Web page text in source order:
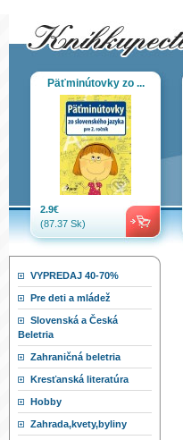
Päťminútovky zo ...
2.9€
(87.37 Sk)
VYPREDAJ 40-70%
Pre deti a mládež
Slovenská a Česká
Beletria
Zahraničná beletria
Kresťanská literatúra
Hobby
Zahrada,kvety,byliny